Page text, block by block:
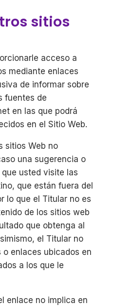
sitios
acceso a
mediante enlaces
de informar sobre
fuentes de
en las que podrá
en el Sitio Web.
sitios Web no
una sugerencia o
usted visite las
que están fuera del
lo que el Titular no es
de los sitios web
que obtenga al
el Titular no
o enlaces ubicados en
a los que le
enlace no implica en